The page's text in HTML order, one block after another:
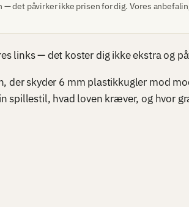
det påvirker ikke prisen for dig. Vores
links — det koster dig ikke ekstra og
skyder 6 mm plastikkugler mod
spillestil, hvad loven kræver, og hvor